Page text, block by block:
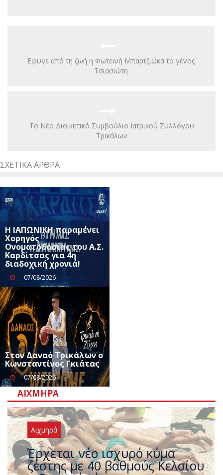
Εφυγε από τη ζωή η Φωτεινή Μπαρτζιώκα το γένος
Τσιασιώτη
To Νέο Διοικητικό Συμβούλιο Ιατρικού Συλλόγου
Τρικάλων
ΣΧΕΤΙΚΆ ΆΡΘΡΑ
Η ΙΑΠΩΝΙΚΗ παραμένει
Χορηγός
Ονοματοδοσίας του Α.Σ.
Καρδίτσας για 4η
διαδοχική χρονιά!
07/08/2026
Στον Δαναό Τρικάλων ο
Κωνσταντίνος Γκιάτας
07/08/2026
ΑΙΧΜΗΡΆ
Αιχμηρά
Άφαντος ο Τσίπρας… την ώρα
που η χώρα καίγεται